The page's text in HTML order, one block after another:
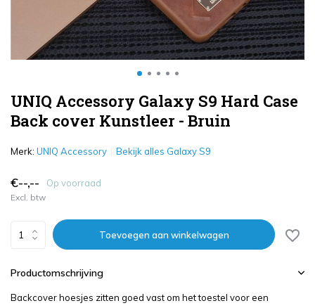
UNIQ Accessory Galaxy S9 Hard Case
Back cover Kunstleer - Bruin
Merk: UNIQ Accessory Bekijk alles Galaxy S9
€--,-- Op voorraad
Excl. btw
Toevoegen aan winkelwagen
Productomschrijving
Backcover hoesjes zitten goed vast om het toestel voor een